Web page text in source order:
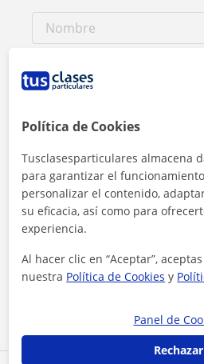
Política de Cookies
Tusclasesparticulares almacena
para garantizar el
personalizar el contenido,
su eficacia, así como para
experiencia.
Al hacer clic en “Aceptar”,
nuestra Política de Cookies y
Panel de
Rechazar